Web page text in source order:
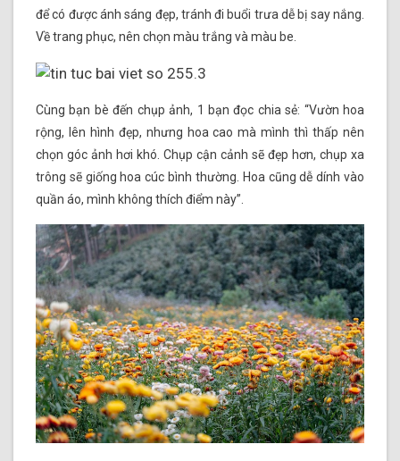
để có được ánh sáng đẹp, tránh đi buổi trưa dễ bị say nắng.
Về trang phục, nên chọn màu trắng và màu be.
Cùng bạn bè đến chụp ảnh, 1 bạn đọc chia sẻ: “Vườn hoa
rộng, lên hình đẹp, nhưng hoa cao mà mình thì thấp nên
chọn góc ảnh hơi khó. Chụp cận cảnh sẽ đẹp hơn, chụp xa
trông sẽ giống hoa cúc bình thường. Hoa cũng dễ dính vào
quần áo, mình không thích điểm này”.